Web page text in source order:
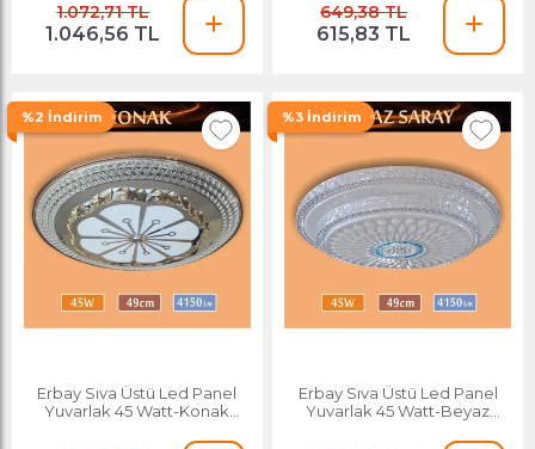
1.072,71 TL
1.046,56 TL
649,38 TL
615,83 TL
%2 İndirim
Erbay Sıva Üstü Led Panel
Yuvarlak 45 Watt-Konak
%3 İndirim
Erbay Sıva Üstü Led Panel
Yuvarlak 45 Watt-Beyaz